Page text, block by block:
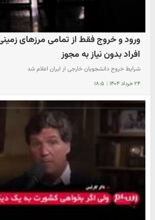
ورود و خروج فقط از تمامی مرزهای
افراد بدون نیاز به مجوز
شرایط خروج دانشجویان خارجی از ایران اعلام شد
۲۴ خرداد ۱۴۰۴ | ۱۸:۵